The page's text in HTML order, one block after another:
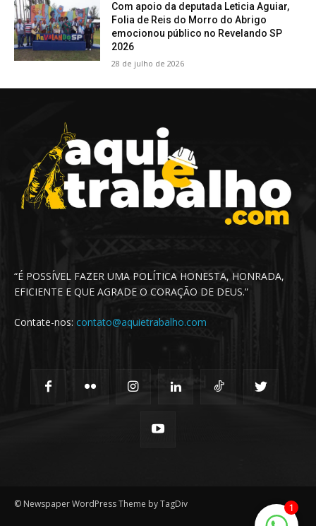
Com apoio da deputada Leticia Aguiar,
Folia de Reis do Morro do Abrigo
emocionou público no Revelando SP
2026
28 de julho de 2026
“É POSSÍVEL FAZER UMA POLÍTICA HONESTA, HONRADA,
EFICIENTE E QUE AGRADE O CORAÇÃO DE DEUS.”
Contate-nos: contato@aquietrabalho.com
© Newspaper WordPress Theme by TagDiv 1